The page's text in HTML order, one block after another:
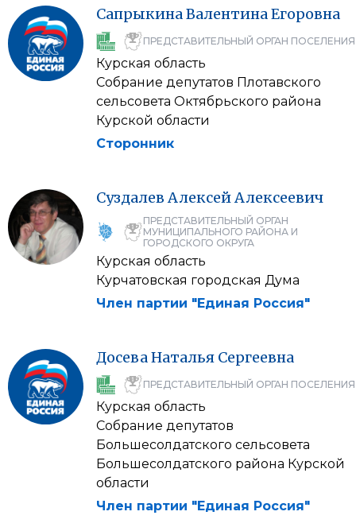
СапрыкинаВалентинаЕгоровна
ПРЕДСТАВИТЕЛЬНЫЙ ОРГАН ПОСЕЛЕНИЯ
Курская область
Собрание депутатов Плотавского
сельсовета Октябрьского района
Курской области
Сторонник
Суздалев АлексейАлексеевич
ПРЕДСТАВИТЕЛЬНЫЙ ОРГАН
МУНИЦИПАЛЬНОГО РАЙОНА И
ГОРОДСКОГО ОКРУГА
Курская область
Курчатовская городская Дума
Член партии "Единая Россия"
ДосеваНаталья Сергеевна
ПРЕДСТАВИТЕЛЬНЫЙ ОРГАН ПОСЕЛЕНИЯ
Курская область
Собрание депутатов
Большесолдатского сельсовета
Большесолдатского района Курской
области
Член партии "Единая Россия"